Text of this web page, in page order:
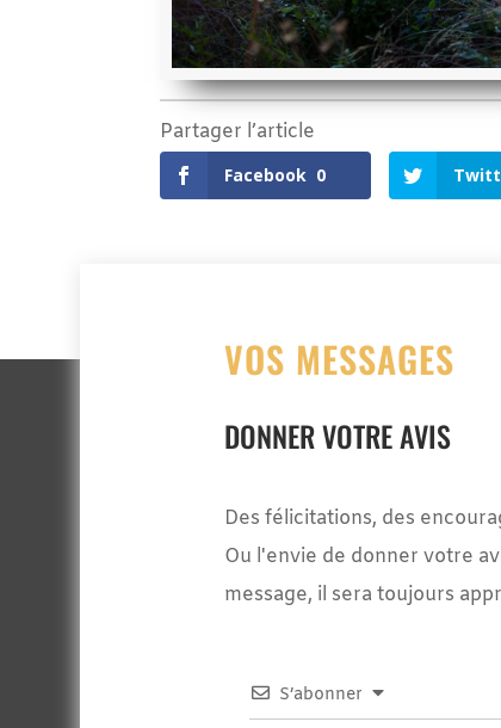
Partager l’article
Facebook 0
VOS MESSAGES
DONNER VOTRE AVIS
Des félicitations, des
Ou l'envie de donner votre
message, il sera toujours
S’abonner